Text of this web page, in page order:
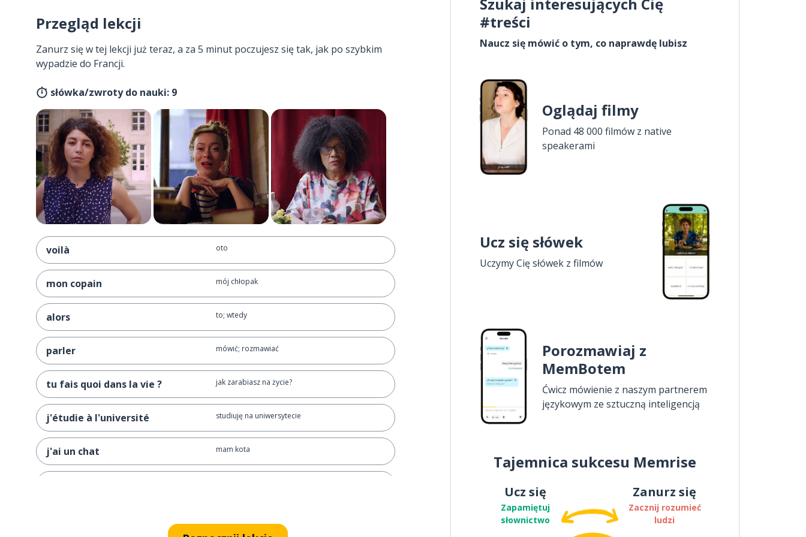
Przegląd lekcji
Zanurz się w tej lekcji już teraz, a za 5 minut poczujesz się tak, jak po szybkim
wypadzie do Francji.
słówka/zwroty do nauki: 9
voilà oto
mon copain mój chłopak
alors to; wtedy
parler mówić; rozmawiać
tu fais quoi dans la vie ? jak zarabiasz na życie?
j'étudie à l'université studiuję na uniwersytecie
j'ai un chat mam kota
#treści
Naucz się mówić o tym, co naprawdę lubisz
Oglądaj filmy
Ponad 48 000 filmów z native
speakerami
Ucz się słówek
Uczymy Cię słówek z filmów
Porozmawiaj z
MemBotem
Ćwicz mówienie z naszym partnerem
językowym ze sztuczną inteligencją
Tajemnica sukcesu Memrise
Ucz się
Zapamiętuj
słownictwo
Zanurz się
Zacznij rozumieć
ludzi